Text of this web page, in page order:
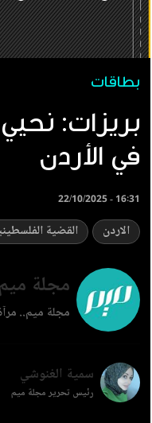
بطاقات
بريزات:
في الأردن
22/10/2025 - 16:31
الاردن القضية
مجلة ميم
مجلة ميم..
سمية الغنوشي
رئيس تحرير مجلة ميم